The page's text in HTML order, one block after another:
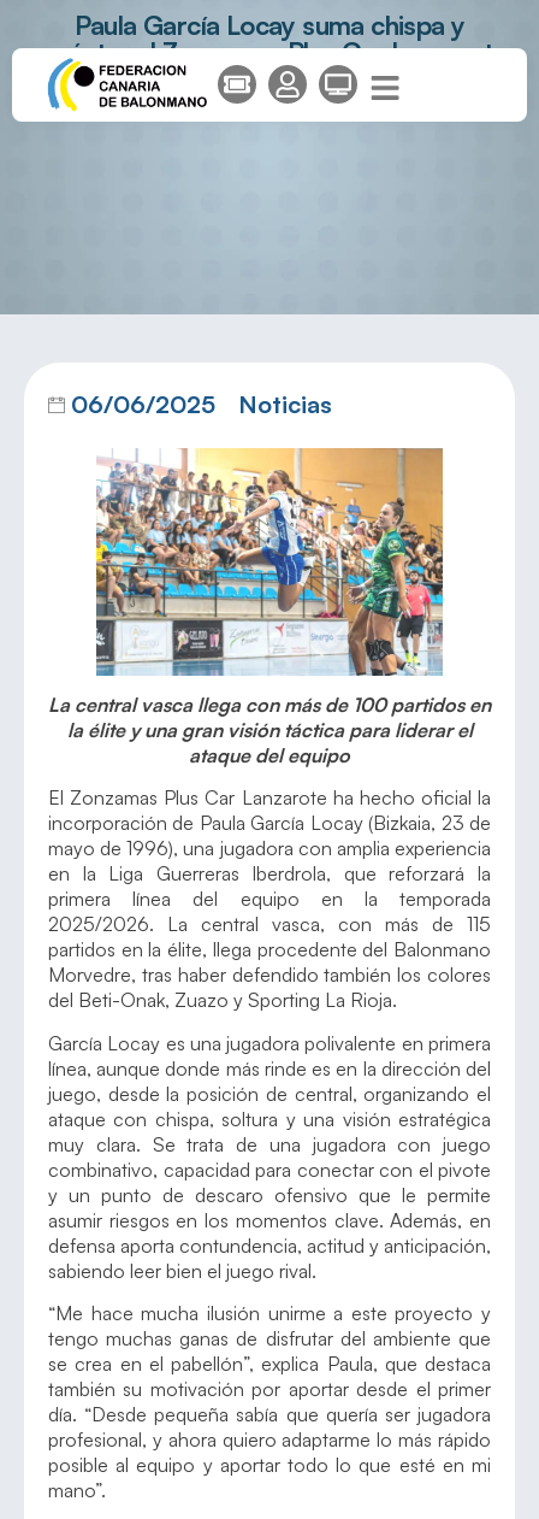
Paula García Locay suma chispa y
carácter al Zonzamas Plus Car Lanzarote
06/06/2025 Noticias
La central vasca llega con más de 100 partidos en
la élite y una gran visión táctica para liderar el
ataque del equipo
El Zonzamas Plus Car Lanzarote ha hecho oficial la
incorporación de Paula García Locay (Bizkaia, 23 de
mayo de 1996), una jugadora con amplia experiencia
en la Liga Guerreras Iberdrola, que reforzará la
primera línea del equipo en la temporada
2025/2026. La central vasca, con más de 115
partidos en la élite, llega procedente del Balonmano
Morvedre, tras haber defendido también los colores
del Beti-Onak, Zuazo y Sporting La Rioja.
García Locay es una jugadora polivalente en primera
línea, aunque donde más rinde es en la dirección del
juego, desde la posición de central, organizando el
ataque con chispa, soltura y una visión estratégica
muy clara. Se trata de una jugadora con juego
combinativo, capacidad para conectar con el pivote
y un punto de descaro ofensivo que le permite
asumir riesgos en los momentos clave. Además, en
defensa aporta contundencia, actitud y anticipación,
sabiendo leer bien el juego rival.
“Me hace mucha ilusión unirme a este proyecto y
tengo muchas ganas de disfrutar del ambiente que
se crea en el pabellón”, explica Paula, que destaca
también su motivación por aportar desde el primer
día. “Desde pequeña sabía que quería ser jugadora
profesional, y ahora quiero adaptarme lo más rápido
posible al equipo y aportar todo lo que esté en mi
mano”.